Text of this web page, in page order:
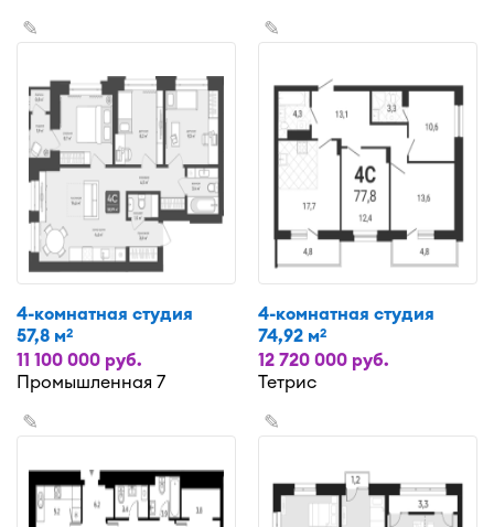
✎
4-комнатная студия
57,8 м2
11 100 000 руб.
Промышленная 7
✎
4-комнатная студия
74,92 м2
12 720 000 руб.
Тетрис
✎ ✎